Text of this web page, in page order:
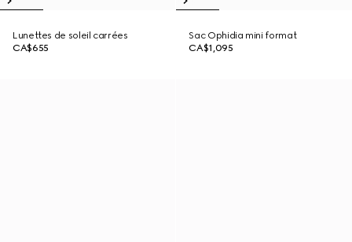
Lunettes de soleil carrées
CA$655
Sac Ophidia mini format
CA$1,095